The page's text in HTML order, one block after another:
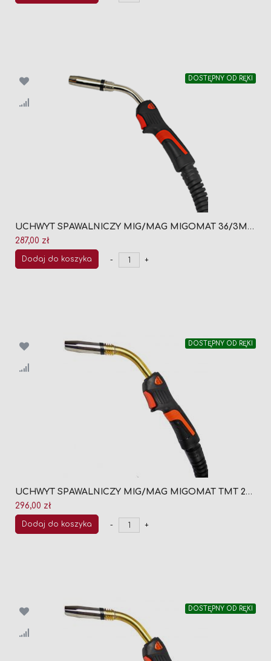
DOSTĘPNY OD RĘKI
UCHWYT SPAWALNICZY MIG/MAG MIGOMAT 36/3M (CHŁODZONY GAZEM)
287,00 zł
Dodaj do koszyka - +
DOSTĘPNY OD RĘKI
UCHWYT SPAWALNICZY MIG/MAG MIGOMAT TMT 24/5M (CHŁODZONY GAZEM)
296,00 zł
Dodaj do koszyka - +
DOSTĘPNY OD RĘKI